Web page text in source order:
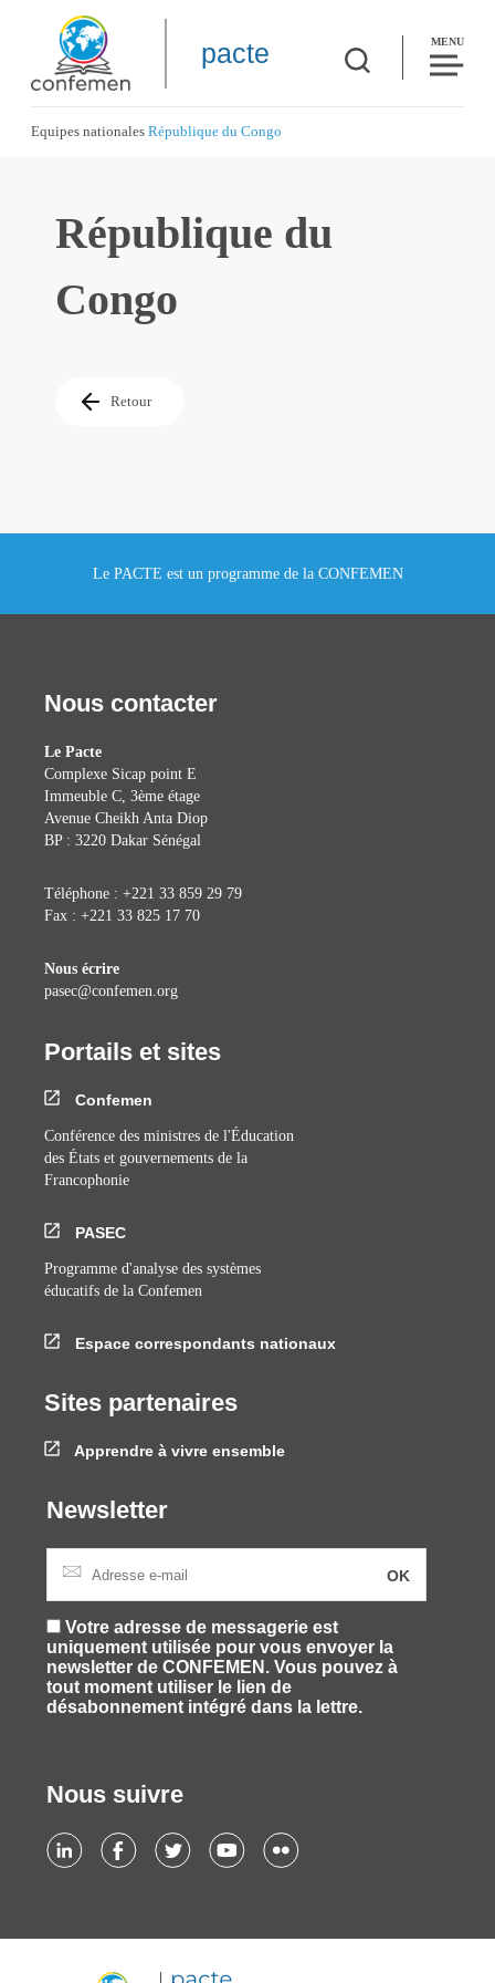
pacte MENU
Equipes nationales République du Congo
République du
Congo
Retour
Le PACTE est un programme de la CONFEMEN
Nous contacter
Le Pacte
Complexe Sicap point E
Immeuble C, 3ème étage
Avenue Cheikh Anta Diop
BP : 3220 Dakar Sénégal
Téléphone : +221 33 859 29 79
Fax : +221 33 825 17 70
Nous écrire
pasec@confemen.org
Portails et sites
Confemen
Conférence des ministres de l'Éducation
des États et gouvernements de la
Francophonie
PASEC
Programme d'analyse des systèmes
éducatifs de la Confemen
Espace correspondants nationaux
Sites partenaires
Apprendre à vivre ensemble
Newsletter
Votre adresse de messagerie est
uniquement utilisée pour vous envoyer la
newsletter de CONFEMEN. Vous pouvez à
tout moment utiliser le lien de
désabonnement intégré dans la lettre.
Nous suivre